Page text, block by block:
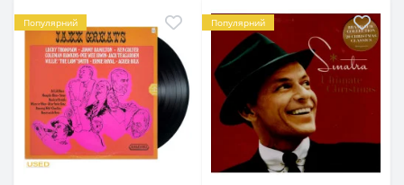
Популярний Популярний